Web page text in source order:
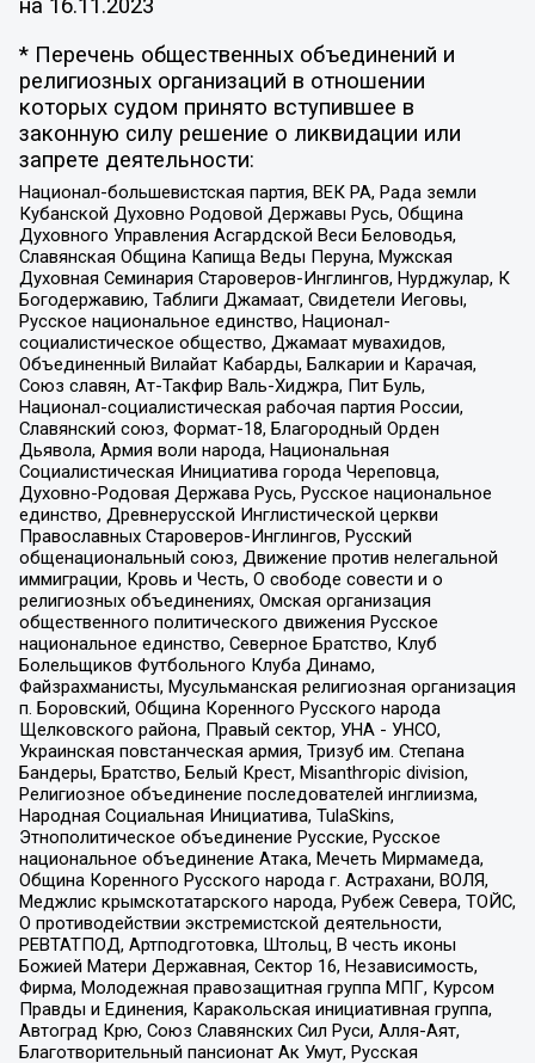
на 16.11.2023
* Перечень общественных объединений и
религиозных организаций в отношении
которых судом принято вступившее в
законную силу решение о ликвидации или
запрете деятельности:
Национал-большевистская партия, ВЕК РА, Рада земли
Кубанской Духовно Родовой Державы Русь, Община
Духовного Управления Асгардской Веси Беловодья,
Славянская Община Капища Веды Перуна, Мужская
Духовная Семинария Староверов-Инглингов, Нурджулар, К
Богодержавию, Таблиги Джамаат, Свидетели Иеговы,
Русское национальное единство, Национал-
социалистическое общество, Джамаат мувахидов,
Объединенный Вилайат Кабарды, Балкарии и Карачая,
Союз славян, Ат-Такфир Валь-Хиджра, Пит Буль,
Национал-социалистическая рабочая партия России,
Славянский союз, Формат-18, Благородный Орден
Дьявола, Армия воли народа, Национальная
Социалистическая Инициатива города Череповца,
Духовно-Родовая Держава Русь, Русское национальное
единство, Древнерусской Инглистической церкви
Православных Староверов-Инглингов, Русский
общенациональный союз, Движение против нелегальной
иммиграции, Кровь и Честь, О свободе совести и о
религиозных объединениях, Омская организация
общественного политического движения Русское
национальное единство, Северное Братство, Клуб
Болельщиков Футбольного Клуба Динамо,
Файзрахманисты, Мусульманская религиозная организация
п. Боровский, Община Коренного Русского народа
Щелковского района, Правый сектор, УНА - УНСО,
Украинская повстанческая армия, Тризуб им. Степана
Бандеры, Братство, Белый Крест, Misanthropic division,
Религиозное объединение последователей инглиизма,
Народная Социальная Инициатива, TulaSkins,
Этнополитическое объединение Русские, Русское
национальное объединение Атака, Мечеть Мирмамеда,
Община Коренного Русского народа г. Астрахани, ВОЛЯ,
Меджлис крымскотатарского народа, Рубеж Севера, ТОЙС,
О противодействии экстремистской деятельности,
РЕВТАТПОД, Артподготовка, Штольц, В честь иконы
Божией Матери Державная, Сектор 16, Независимость,
Фирма, Молодежная правозащитная группа МПГ, Курсом
Правды и Единения, Каракольская инициативная группа,
Автоград Крю, Союз Славянских Сил Руси, Алля-Аят,
Благотворительный пансионат Ак Умут, Русская